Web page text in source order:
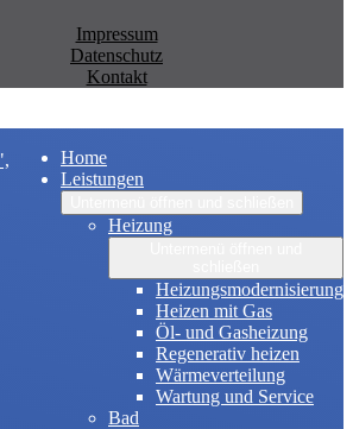
Impressum
Datenschutz
Kontakt
Home
Leistungen
Heizung
Heizungsmodernisierung
Heizen mit Gas
Öl- und Gasheizung
Regenerativ heizen
Wärmeverteilung
Wartung und Service
Bad